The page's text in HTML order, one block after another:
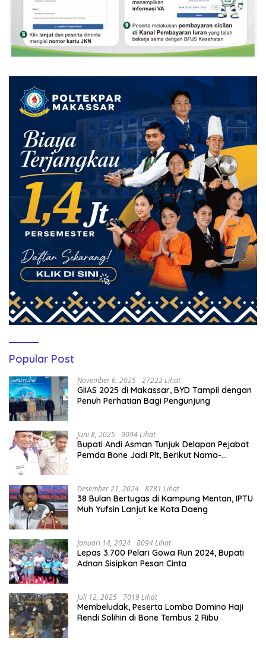
Popular Post
November 6, 2025 27222 Lihat
GIIAS 2025 di Makassar, BYD Tampil dengan
Penuh Perhatian Bagi Pengunjung
Juni 8, 2025 9094 Lihat
Bupati Andi Asman Tunjuk Delapan Pejabat
Pemda Bone Jadi Plt, Berikut Nama-
Desember 21, 2024 8781 Lihat
38 Bulan Bertugas di Kampung Mentan, IPTU
Muh Yufsin Lanjut ke Kota Daeng
Januari 14, 2024 8094 Lihat
Lepas 3.700 Pelari Gowa Run 2024, Bupati
Adnan Sisipkan Pesan Cinta
Juli 12, 2025 7019 Lihat
Membeludak, Peserta Lomba Domino Haji
Rendi Solihin di Bone Tembus 2 Ribu